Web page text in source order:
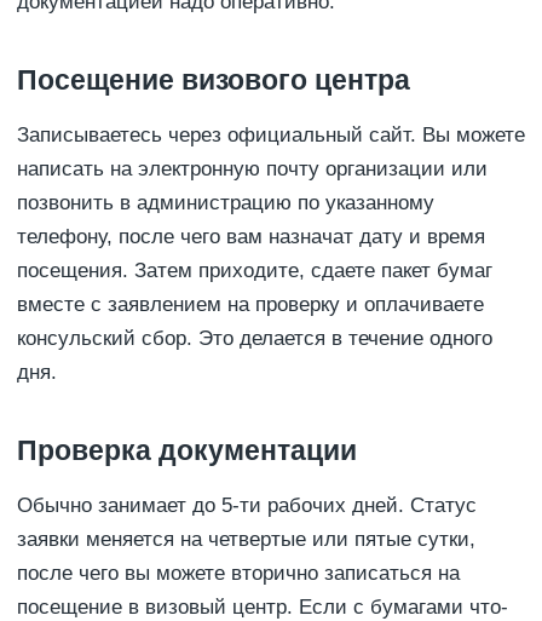
Посещение визового центра
Записываетесь через официальный сайт. Вы можете
написать на электронную почту организации или
позвонить в администрацию по указанному
телефону, после чего вам назначат дату и время
посещения. Затем приходите, сдаете пакет бумаг
вместе с заявлением на проверку и оплачиваете
консульский сбор. Это делается в течение одного
дня.
Проверка документации
Обычно занимает до 5-ти рабочих дней. Статус
заявки меняется на четвертые или пятые сутки,
после чего вы можете вторично записаться на
посещение в визовый центр. Если с бумагами что-